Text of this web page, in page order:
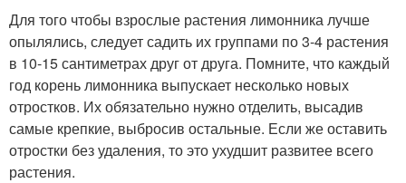
Для того чтобы взрослые растения лимонника лучше
опылялись, следует садить их группами по 3-4 растения
в 10-15 сантиметрах друг от друга. Помните, что каждый
год корень лимонника выпускает несколько новых
отростков. Их обязательно нужно отделить, высадив
самые крепкие, выбросив остальные. Если же оставить
отростки без удаления, то это ухудшит развитее всего
растения.